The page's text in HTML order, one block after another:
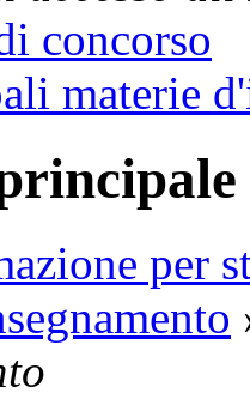
concorso
materie
per